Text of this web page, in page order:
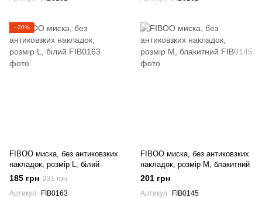
−20%
FIBOO миска, без антиковзких
накладок, розмір L, білий
185 грн 231 грн
Артикул
FIB0163
FIBOO миска, без антиковзких
накладок, розмір M, блакитний
201 грн
Артикул FIB0145